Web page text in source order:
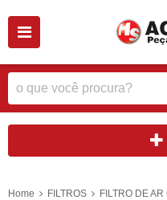
Home FILTROS
FILTRO DE